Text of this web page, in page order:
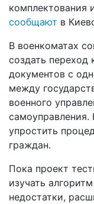
комплектования
сообщают в
В военкоматах
создать переход
документов с
между
военного
самоуправления.
упростить
граждан.
Пока проект
изучать
недостатки,